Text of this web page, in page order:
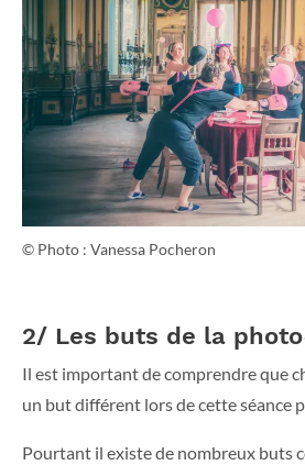
© Photo : Vanessa Pocheron
2/ Les buts de la
Il est important de comprendre que
un but différent lors de cette séance
Pourtant il existe de nombreux buts